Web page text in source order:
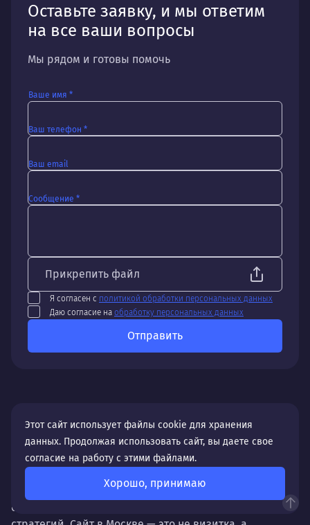
Оставьте заявку, и мы ответим
на все ваши вопросы
Мы рядом и готовы помочь
Ваше имя *
Ваш телефон *
Ваш email
Сообщение *
Прикрепить файл
Я согласен с политикой обработки персональных данных
Даю согласие на обработку персональных данных
Отправить
Особенности создания и продвижения сайтов в
Москве
Разработка и продвижение сайтов в столице нашей
необъятной страны имеет свои уникальные
особенности, которые отличают их от региональных
Этот сайт использует файлы cookie для хранения
данных. Продолжая использовать сайт, вы даете свое
согласие на работу с этими файлами.
Хорошо, принимаю